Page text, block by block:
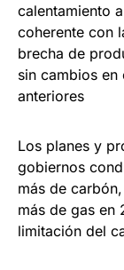
calentamiento
coherente con
brecha de
sin cambios
anteriores
Los planes y
gobiernos
más de
más de gas en
limitación del